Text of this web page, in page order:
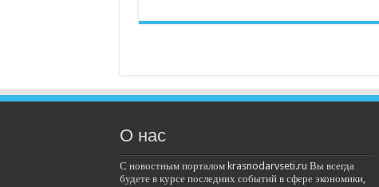
О нас
С новостным порталом krasnodarvseti.ru Вы всегда
будете в курсе последних событий в сфере экономики,